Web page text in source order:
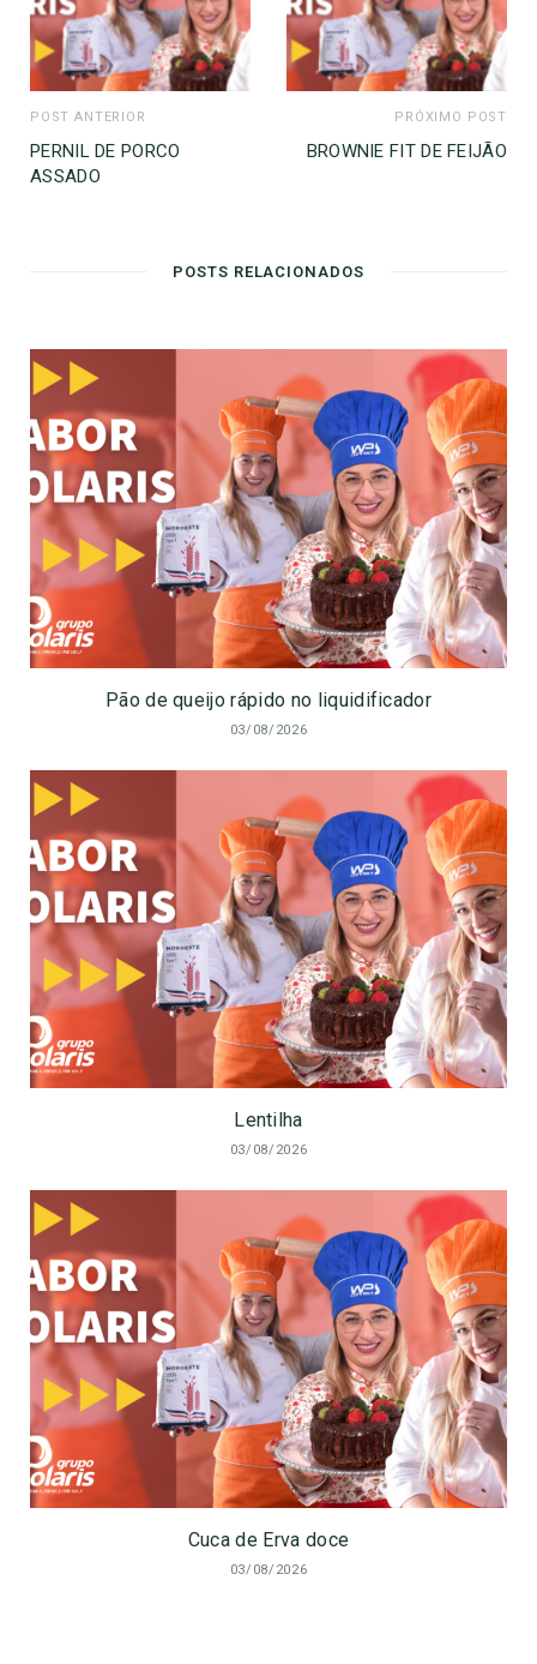
POST ANTERIOR
PERNIL DE PORCO
ASSADO
PRÓXIMO POST
BROWNIE FIT DE FEIJÃO
POSTS RELACIONADOS
Pão de queijo rápido no liquidificador
03/08/2026
Lentilha
03/08/2026
Cuca de Erva doce
03/08/2026